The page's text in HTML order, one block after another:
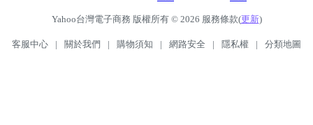
Yahoo台灣電子商務 版權所有 © 2026 服務條款(更新)
客服中心 | 關於我們 | 購物須知 | 網路安全 | 隱私權 | 分類地圖